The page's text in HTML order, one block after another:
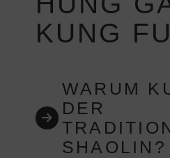
KUNG FU
WARUM
DER
SHAOLIN?